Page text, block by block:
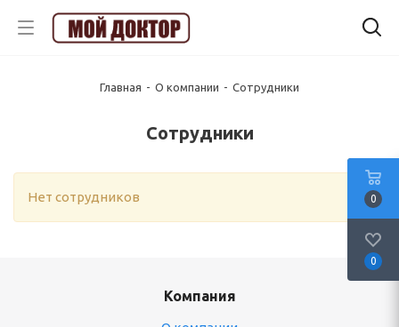
Главная - О компании - Сотрудники
Сотрудники
Нет сотрудников
Компания
0
0